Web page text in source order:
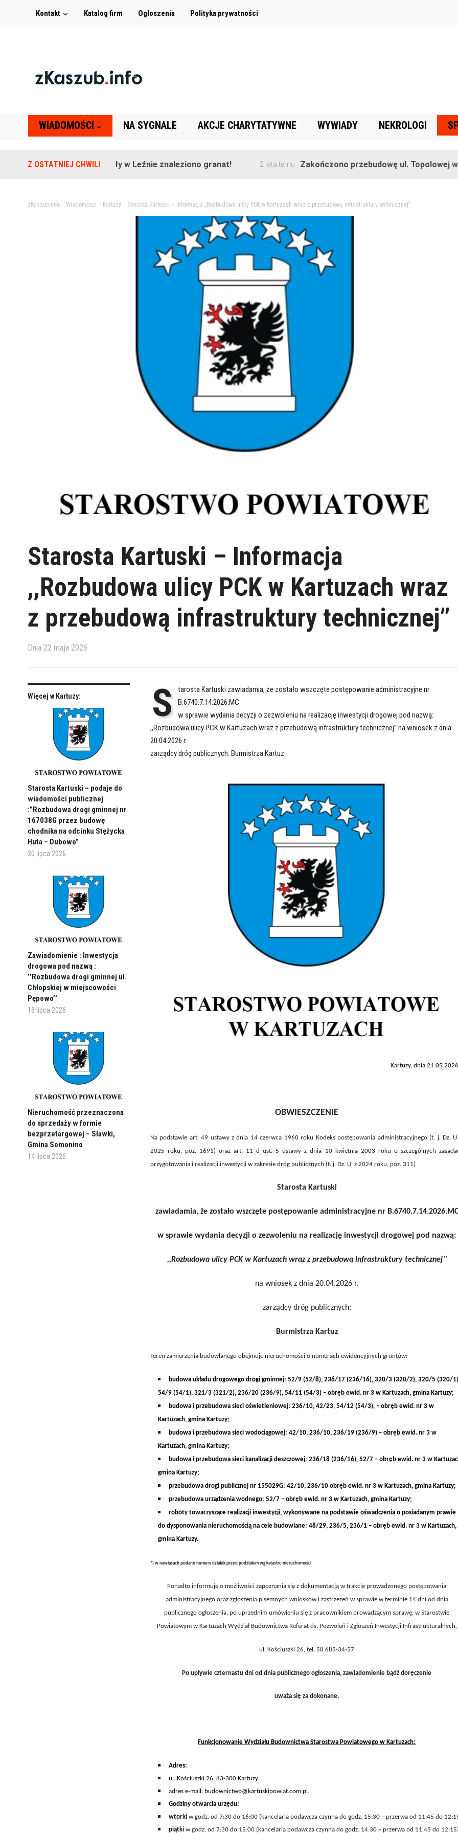
Kontakt Katalog firm Ogłoszenia Polityka prywatności
WIADOMOŚCI NA SYGNALE AKCJE CHARYTATYWNE WYWIADY NEKROLOGI
Z OSTATNIEJ CHWILI
Na terenie szkoły w Leźnie znaleziono granat! 2 lata temu Zakończono przebudowę ul. Topolowej w
zKaszub.info> Wiadomości Kartuzy> Starosta Kartuski – Informacja ,,Rozbudowa ulicy PCK w Kartuzach wraz z przebudową infrastruktury technicznej’’
Starosta Kartuski – Informacja
,,Rozbudowa ulicy PCK w Kartuzach wraz
z przebudową infrastruktury technicznej’’
Dnia 22 maja 2026
Więcej w Kartuzy:
Starosta Kartuski – podaje do
wiadomości publicznej
:”Rozbudowa drogi gminnej nr
167038G przez budowę
chodnika na odcinku Stężycka
Huta – Dubowo”
30 lipca 2026
Zawiadomienie : Inwestycja
drogowa pod nazwą :
’’Rozbudowa drogi gminnej ul.
Chłopskiej w miejscowości
Pępowo’’
16 lipca 2026
Nieruchomość przeznaczona
do sprzedaży w formie
bezprzetargowej – Sławki,
Gmina Somonino
14 lipca 2026
S tarosta Kartuski zawiadamia, że zostało wszczęte postępowanie administracyjne nr
B.6740.7.14.2026.MC
w sprawie wydania decyzji o zezwoleniu na realizację inwestycji drogowej pod nazwą:
,,Rozbudowa ulicy PCK w Kartuzach wraz z przebudową infrastruktury technicznej’’ na wniosek z dnia
20.04.2026 r.
zarządcy dróg publicznych: Burmistrza Kartuz
Kartuzy, dnia
OBWIESZCZENIE
Na podstawie art. 49 ustawy z dnia 14 czerwca 1960 roku Kodeks postępowania administracyjnego (t. j. Dz.
2025 roku, poz. 1691) oraz art. 11 d ust. 5 ustawy z dnia 10 kwietnia 2003 roku o szczególnych
przygotowania i realizacji inwestycji w zakresie dróg publicznych (t. j. Dz. U. z 2024 roku, poz. 311)
Starosta Kartuski
zawiadamia, że zostało wszczęte postępowanie administracyjne nr B.6740.7.14.2026.MC
w sprawie wydania decyzji o zezwoleniu na realizację inwestycji drogowej pod nazwą:
,,Rozbudowa ulicy PCK w Kartuzach wraz z przebudową infrastruktury technicznej’’
na wniosek z dnia 20.04.2026 r.
zarządcy dróg publicznych:
Burmistrza Kartuz
Teren zamierzenia budowlanego obejmuje nieruchomości o numerach ewidencyjnych gruntów:
budowa układu drogowego drogi gminnej: 52/9 (52/8), 236/17 (236/16), 320/3 (320/2), 320/5 (320/
54/9 (54/1), 321/3 (321/2), 236/20 (236/9), 54/11 (54/3) – obręb ewid. nr 3 w Kartuzach, gmina Kartuzy;
budowa i przebudowa sieci oświetleniowej: 236/10, 42/23, 54/12 (54/3), – obręb ewid. nr 3 w
Kartuzach, gmina Kartuzy;
budowa i przebudowa sieci wodociągowej: 42/10, 236/10, 236/19 (236/9) – obręb ewid. nr 3 w
Kartuzach, gmina Kartuzy;
budowa i przebudowa sieci kanalizacji deszczowej: 236/18 (236/16), 52/7 – obręb ewid. nr 3 w
gmina Kartuzy;
przebudowa drogi publicznej nr 155029G: 42/10, 236/10 obręb ewid. nr 3 w Kartuzach, gmina Kartuzy;
przebudowa urządzenia wodnego: 52/7 – obręb ewid. nr 3 w Kartuzach, gmina Kartuzy;
roboty towarzyszące realizacji inwestycji, wykonywane na podstawie ośwadczenia o posiadanym prawie
do dysponowania nieruchomością na cele budowlane: 48/29, 236/5, 236/1 – obręb ewid. nr 3 w Kartuzach,
gmina Kartuzy.
*) w nawiasach podano numery działek przed podziałem wg katastru nieruchomości
Ponadto informuję o możliwości zapoznania się z dokumentacją w trakcie prowadzonego postępowania
administracyjnego oraz zgłoszenia pisemnych wniosków i zastrzeżeń w sprawie w terminie 14 dni od dnia
publicznego ogłoszenia,po uprzednim umówieniu się z pracownikiem prowadzącym sprawę, w Starostwie
Powiatowym w Kartuzach Wydział Budownictwa Referat ds. Pozwoleń i Zgłoszeń Inwestycji Infrastrukturalnych,
ul.Kościuszki 26, tel. 58685-34-57
Po upływie czternastu dni od dnia publicznego ogłoszenia, zawiadomienie bądź doręczenie
uważa się za dokonane.
Funkcjonowanie Wydziału Budownictwa Starostwa Powiatowego w Kartuzach:
Adres:
ul. Kościuszki 26, 83-300 Kartuzy
adres e-mail: budownictwo@kartuskipowiat.com.pl.
Godziny otwarcia urzędu:
wtorkiw godz. od 7:30 do 16:00 (kancelaria podawczaczynna do godz. 15:30 – przerwa od 11:45 do
piątkiw godz. od 7:30 do 15:00 (kancelaria podawcza czynna do godz. 14:30 – przerwa od 11:45 do